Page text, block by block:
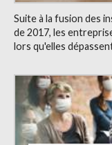
Suite à la fusion des
de 2017, les
lors qu'elles